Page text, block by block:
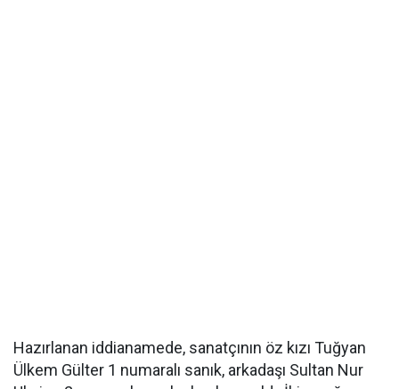
Hazırlanan iddianamede, sanatçının öz kızı Tuğyan
Ülkem Gülter 1 numaralı sanık, arkadaşı Sultan Nur